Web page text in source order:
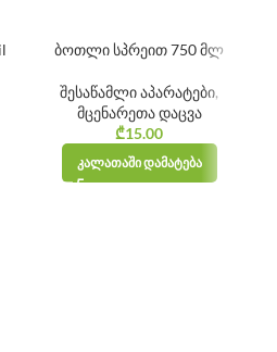
ბოთლი სპრეით 750 მლ
შესაწამლი აპარატები,
მცენარეთა დაცვა
₾15.00
ᲙᲐᲚᲐᲗᲐᲨᲘ ᲓᲐᲛᲐᲢᲔᲑᲐ